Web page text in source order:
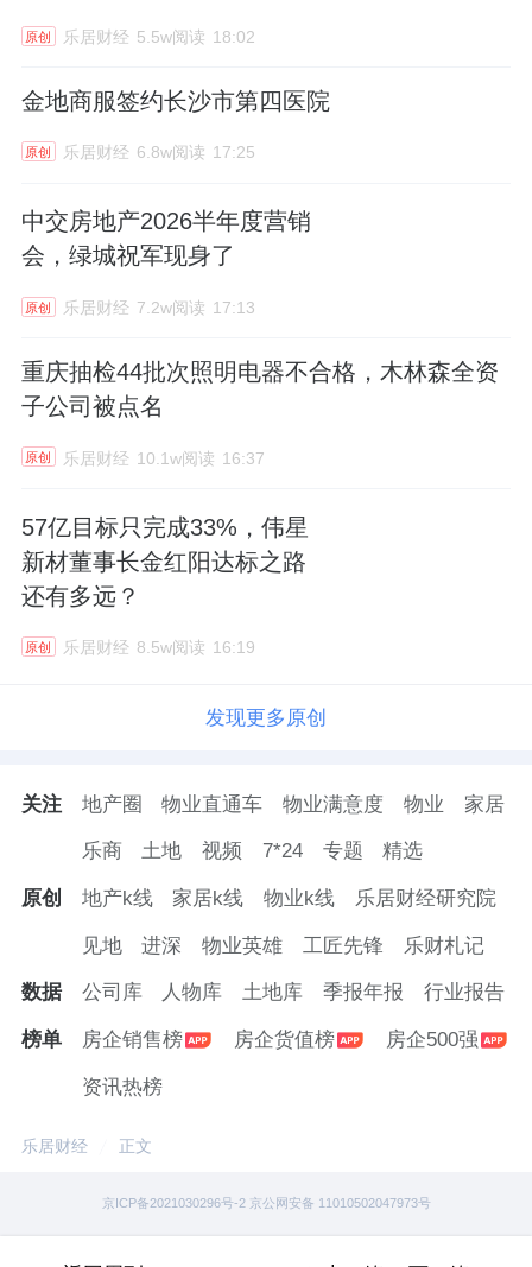
原创 乐居财经 5.5w阅读 18:02
金地商服签约长沙市第四医院
原创 乐居财经 6.8w阅读 17:25
中交房地产2026半年度营销
会，绿城祝军现身了
原创 乐居财经 7.2w阅读 17:13
重庆抽检44批次照明电器不合格，木林森全资
子公司被点名
原创 乐居财经 10.1w阅读 16:37
57亿目标只完成33%，伟星
新材董事长金红阳达标之路
还有多远？
原创 乐居财经 8.5w阅读 16:19
发现更多原创
关注 地产圈 物业直通车 物业满意度 物业 家居
乐商 土地 视频 7*24 专题 精选
原创 地产k线 家居k线 物业k线 乐居财经研究院
见地 进深 物业英雄 工匠先锋 乐财札记
数据 公司库 人物库 土地库 季报年报 行业报告
榜单 房企销售榜 房企货值榜 房企500强
资讯热榜
乐居财经 正文
京ICP备2021030296号-2 京公网安备 11010502047973号